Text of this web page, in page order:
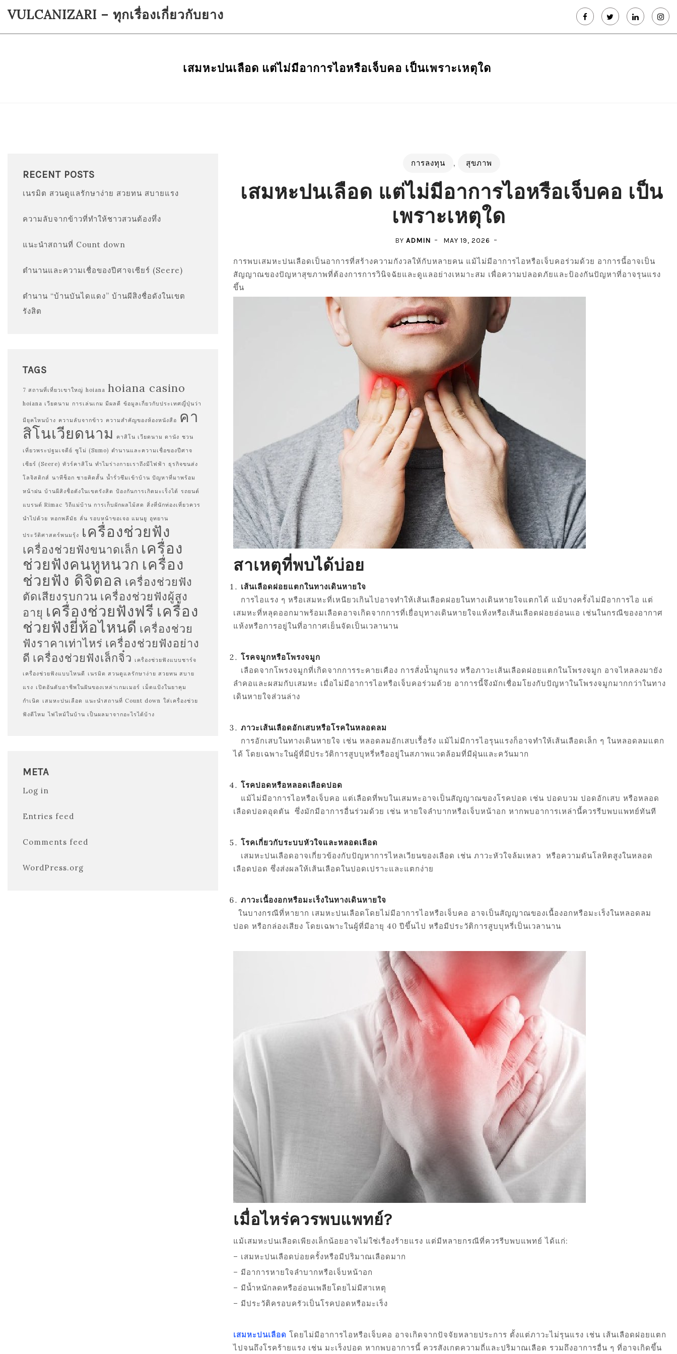
content
VULCANIZARI – ทุกเรื่องเกี่ยวกับยาง
เสมหะปนเลือด แต่ไม่มีอาการไอหรือเจ็บคอ เป็นเพราะเหตุใด
RECENT POSTS
เนรมิต สวนดูแลรักษาง่าย สวยทน สบายแรง
ความลับจากข้าวที่ทำให้ชาวสวนต้องทึ่ง
แนะนำสถานที่ Count down
ตำนานและความเชื่อของปีศาจเซียร์ (Seere)
ตำนาน “บ้านบันไดแดง” บ้านผีสิงชื่อดังในเขต
รังสิต
TAGS
7 สถานที่เที่ยวเขาใหญ่ hoiana hoiana casino
hoiana เวียดนาม การเล่นเกม มีผลดี ข้อมูลเกี่ยวกับประเทศญี่ปุ่นว่า
มียุคไหนบ้าง ความลับจากข้าว ความสำคัญของห้องหนังสือ คา
สิโนเวียดนาม
คาสิโน เวียดนาม ดานัง ชวน
เที่ยวพระปฐมเจดีย์ ซูโม่ (Sumo) ตำนานและความเชื่อของปีศาจ
เซียร์ (Seere) ทัวร์คาสิโน ทำไมร่างกายเราถึงมีไฟฟ้า ธุรกิจขนส่ง
โลจิสติกส์ นาทีช็อก ชายคิดสั้น น้ำรั่วซึมเข้าบ้าน ปัญหาที่มาพร้อม
หน้าฝน บ้านผีสิงชื่อดังในเขตรังสิต ป้องกันการเกิดมะเร็งได้ รถยนต์
แบรนด์ Rimac วิถีแม่บ้าน การเก็บผักผลไม้สด สิ่งที่นักท่องเที่ยวควร
นำไปด้วย หอกพลีมัธ ลั่น รอบหน้าขอเจอ แมนยู อุทยาน
ประวัติศาสตร์พนมรุ้ง เครื่องช่วยฟัง
เครื่องช่วยฟังขนาดเล็ก เครื่อง
ช่วยฟังคนหูหนวก เครื่อง
ช่วยฟัง ดิจิตอล เครื่องช่วยฟัง
ตัดเสียงรบกวน เครื่องช่วยฟังผู้สูง
อายุ เครื่องช่วยฟังฟรี เครื่อง
ช่วยฟังยี่ห้อไหนดี เครื่องช่วย
ฟังราคาเท่าไหร่ เครื่องช่วยฟังอย่าง
ดี เครื่องช่วยฟังเล็กจิ๋ว เครื่องช่วยฟังแบบชาร์จ
เครื่องช่วยฟังแบบไหนดี เนรมิต สวนดูแลรักษาง่าย สวยทน สบาย
แรง เปิดอันดับอาชีพในฝันของเหล่าเกมเมอร์ เม็ดแป้งในยาคุม
กำเนิด เสมหะปนเลือด แนะนำสถานที่ Count down ใส่เครื่องช่วย
ฟังดีไหม ไฟไหม้ในบ้าน เป็นผลมาจากอะไรได้บ้าง
META
Log in
Entries feed
Comments feed
WordPress.org
การลงทุน , สุขภาพ
เสมหะปนเลือด แต่ไม่มีอาการไอหรือเจ็บคอ เป็น
เพราะเหตุใด
BY ADMIN MAY 19, 2026
การพบเสมหะปนเลือดเป็นอาการที่สร้างความกังวลให้กับหลายคน แม้ไม่มีอาการไอหรือเจ็บคอร่วมด้วย อาการนี้อาจเป็น
สัญญาณของปัญหาสุขภาพที่ต้องการการวินิจฉัยและดูแลอย่างเหมาะสม เพื่อความปลอดภัยและป้องกันปัญหาที่อาจรุนแรง
ขึ้น
สาเหตุที่พบได้บ่อย
เส้นเลือดฝอยแตกในทางเดินหายใจ
การไอแรง ๆ หรือเสมหะที่เหนียวเกินไปอาจทำให้เส้นเลือดฝอยในทางเดินหายใจแตกได้ แม้บางครั้งไม่มีอาการไอ แต่
เสมหะที่หลุดออกมาพร้อมเลือดอาจเกิดจากการที่เยื่อบุทางเดินหายใจแห้งหรือเส้นเลือดฝอยอ่อนแอ เช่นในกรณีของอากาศ
แห้งหรือการอยู่ในที่อากาศเย็นจัดเป็นเวลานาน
โรคจมูกหรือโพรงจมูก
เลือดจากโพรงจมูกที่เกิดจากการระคายเคือง การสั่งน้ำมูกแรง หรือภาวะเส้นเลือดฝอยแตกในโพรงจมูก อาจไหลลงมายัง
ลำคอและผสมกับเสมหะ เมื่อไม่มีอาการไอหรือเจ็บคอร่วมด้วย อาการนี้จึงมักเชื่อมโยงกับปัญหาในโพรงจมูกมากกว่าในทาง
เดินหายใจส่วนล่าง
ภาวะเส้นเลือดอักเสบหรือโรคในหลอดลม
การอักเสบในทางเดินหายใจ เช่น หลอดลมอักเสบเรื้อรัง แม้ไม่มีการไอรุนแรงก็อาจทำให้เส้นเลือดเล็ก ๆ ในหลอดลมแตก
ได้ โดยเฉพาะในผู้ที่มีประวัติการสูบบุหรี่หรืออยู่ในสภาพแวดล้อมที่มีฝุ่นและควันมาก
โรคปอดหรือหลอดเลือดปอด
แม้ไม่มีอาการไอหรือเจ็บคอ แต่เลือดที่พบในเสมหะอาจเป็นสัญญาณของโรคปอด เช่น ปอดบวม ปอดอักเสบ หรือหลอด
เลือดปอดอุดตัน ซึ่งมักมีอาการอื่นร่วมด้วย เช่น หายใจลำบากหรือเจ็บหน้าอก หากพบอาการเหล่านี้ควรรีบพบแพทย์ทันที
โรคเกี่ยวกับระบบหัวใจและหลอดเลือด
เสมหะปนเลือดอาจเกี่ยวข้องกับปัญหาการไหลเวียนของเลือด เช่น ภาวะหัวใจล้มเหลว หรือความดันโลหิตสูงในหลอด
เลือดปอด ซึ่งส่งผลให้เส้นเลือดในปอดเปราะและแตกง่าย
ภาวะเนื้องอกหรือมะเร็งในทางเดินหายใจ
ในบางกรณีที่หายาก เสมหะปนเลือดโดยไม่มีอาการไอหรือเจ็บคอ อาจเป็นสัญญาณของเนื้องอกหรือมะเร็งในหลอดลม
ปอด หรือกล่องเสียง โดยเฉพาะในผู้ที่มีอายุ 40 ปีขึ้นไป หรือมีประวัติการสูบบุหรี่เป็นเวลานาน
เมื่อไหร่ควรพบแพทย์?
แม้เสมหะปนเลือดเพียงเล็กน้อยอาจไม่ใช่เรื่องร้ายแรง แต่มีหลายกรณีที่ควรรีบพบแพทย์ ได้แก่:
– เสมหะปนเลือดบ่อยครั้งหรือมีปริมาณเลือดมาก
– มีอาการหายใจลำบากหรือเจ็บหน้าอก
– มีน้ำหนักลดหรืออ่อนเพลียโดยไม่มีสาเหตุ
– มีประวัติครอบครัวเป็นโรคปอดหรือมะเร็ง
เสมหะปนเลือด โดยไม่มีอาการไอหรือเจ็บคอ อาจเกิดจากปัจจัยหลายประการ ตั้งแต่ภาวะไม่รุนแรง เช่น เส้นเลือดฝอยแตก
ไปจนถึงโรคร้ายแรง เช่น มะเร็งปอด หากพบอาการนี้ ควรสังเกตความถี่และปริมาณเลือด รวมถึงอาการอื่น ๆ ที่อาจเกิดขึ้น